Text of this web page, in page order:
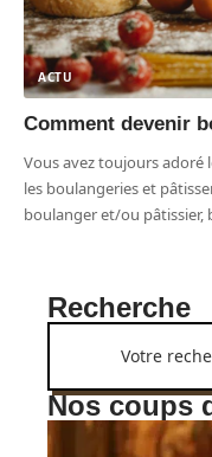
ACTU
Comment devenir
Vous avez toujours adoré
les boulangeries et
boulanger et/ou pâtissier,
Recherche
Nos coups